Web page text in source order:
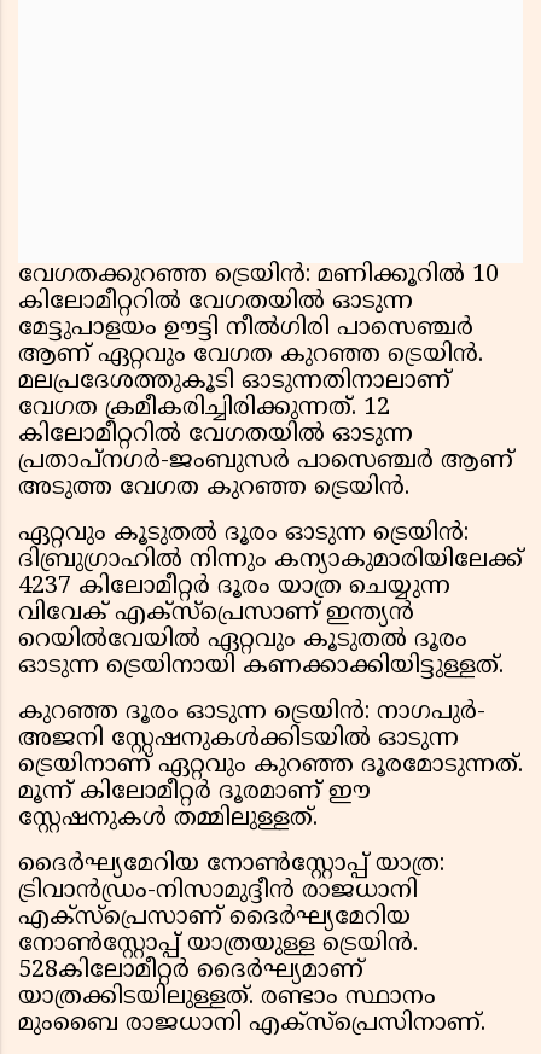
വേഗതക്കുറഞ്ഞ ട്രെയിൻ: മണിക്കൂറിൽ 10
കിലോമീറ്ററിൽ വേഗതയിൽ ഓടുന്ന
മേട്ടുപാളയം ഊട്ടി നീൽഗിരി പാസെഞ്ചർ
ആണ് ഏറ്റവും വേഗത കുറഞ്ഞ ട്രെയിൻ.
മലപ്രദേശത്തുകൂടി ഓടുന്നതിനാലാണ്
വേഗത ക്രമീകരിച്ചിരിക്കുന്നത്. 12
കിലോമീറ്ററിൽ വേഗതയിൽ ഓടുന്ന
പ്രതാപ്‌നഗർ-ജംബുസര്‍ പാസെഞ്ചർ ആണ്
അടുത്ത വേഗത കുറഞ്ഞ ട്രെയിൻ.
ഏറ്റവും കൂടുതൽ ദൂരം ഓടുന്ന ട്രെയിൻ:
ദിബ്രുഗ്രാഹിൽ നിന്നും കന്യാകുമാരിയിലേക്ക്
4237 കിലോമീറ്റർ ദൂരം യാത്ര ചെയ്യുന്ന
വിവേക് എക്സ്പ്രെസാണ് ഇന്ത്യൻ
റെയിൽവേയിൽ ഏറ്റവും കൂടുതൽ ദൂരം
ഓടുന്ന ട്രെയിനായി കണക്കാക്കിയിട്ടുള്ളത്.
കുറഞ്ഞ ദൂരം ഓടുന്ന ട്രെയിൻ: നാഗപുർ-
അജനി സ്റ്റേഷനുകൾക്കിടയിൽ ഓടുന്ന
ട്രെയിനാണ് ഏറ്റവും കുറഞ്ഞ ദൂരമോടുന്നത്.
മൂന്ന് കിലോമീറ്റർ ദൂരമാണ് ഈ
സ്റ്റേഷനുകൾ തമ്മിലുള്ളത്.
ദൈർഘ്യമേറിയ നോൺസ്റ്റോപ്പ് യാത്ര:
ട്രിവാൻഡ്രം-നിസാമുദ്ദീൻ രാജധാനി
എക്സ്പ്രെസാണ് ദൈർഘ്യമേറിയ
നോൺസ്റ്റോപ്പ് യാത്രയുള്ള ട്രെയിൻ.
528കിലോമീറ്റർ ദൈർഘ്യമാണ്
യാത്രക്കിടയിലുള്ളത്. രണ്ടാം സ്ഥാനം
മുംബൈ രാജധാനി എക്സ്പ്രെസിനാണ്.